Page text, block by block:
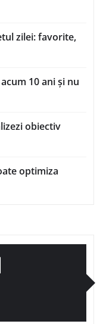
zilei: favorite,
10 ani și nu
obiectiv
optimiza